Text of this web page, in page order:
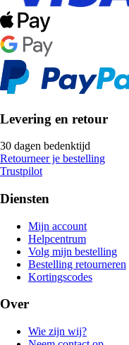
Levering en retour
30 dagen bedenktijd
Retourneer je bestelling
Trustpilot
Diensten
Mijn account
Helpcentrum
Volg mijn bestelling
Bestelling retourneren
Kortingscodes
Over
Wie zijn wij?